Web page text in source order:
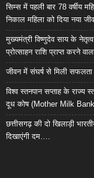
सिम्स में पहली बार 78
निकाल महिला को दिया नया
मुख्यमंत्री विष्णुदेव साय के
प्रोत्साहन राशि प्राप्त करने
जीवन में संघर्ष से मिली सफलता
विश्व स्तनपान सप्ताह के
दूध कोष (Mother Milk
छत्तीसगढ़ की दो खिलाड़ी
दिखाएंगी दम….